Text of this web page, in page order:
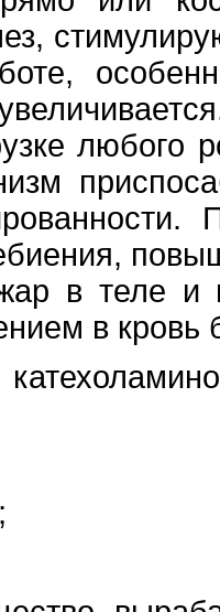
в теле и
в кровь